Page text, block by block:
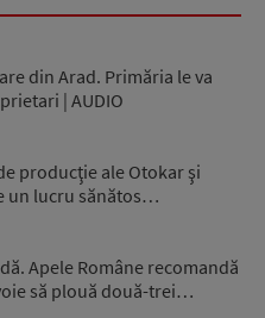
din Arad. Primăria le va
| AUDIO
producţie ale Otokar şi
un lucru sănătos…
Apele Române recomandă
să plouă două-trei…